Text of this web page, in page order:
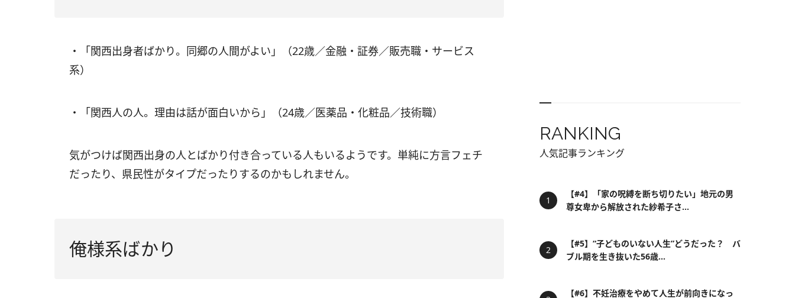
・「関西出身者ばかり。同郷の人間がよい」（22歳／金融・証券／販売職・サービス
系）
・「関西人の人。理由は話が面白いから」（24歳／医薬品・化粧品／技術職）
気がつけば関西出身の人とばかり付き合っている人もいるようです。単純に方言フェチ
だったり、県民性がタイプだったりするのかもしれません。
俺様系ばかり
RANKING
人気記事ランキング
【#4】「家の呪縛を断ち切りたい」地元の男
尊女卑から解放された紗希子さ...
【#5】“子どものいない人生”どうだった？ バ
ブル期を生き抜いた56歳...
【#6】不妊治療をやめて人生が前向きになっ